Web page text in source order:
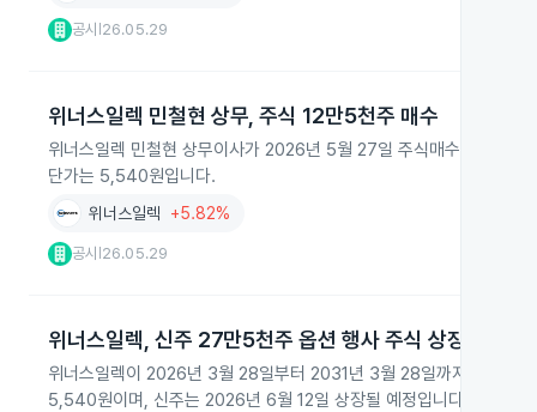
공시 26.05.29
위너스일렉 민철현 상무, 주식 12만5천주 매수
위너스일렉 민철현 상무이사가 2026년 5월 27일 주식매수선택권을
단가는 5,540원입니다.
위너스일렉 +5.82%
공시 26.05.29
위너스일렉, 신주 27만5천주 옵션 행사 주식 상장 예정
위너스일렉이 2026년 3월 28일부터 2031년 3월 28일까지 미등기
5,540원이며, 신주는 2026년 6월 12일 상장될 예정입니다.